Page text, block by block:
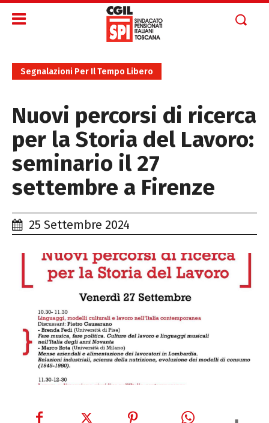
Segnalazioni Per Il Tempo Libero
Nuovi percorsi di ricerca
per la Storia del Lavoro:
seminario il 27
settembre a Firenze
25 Settembre 2024